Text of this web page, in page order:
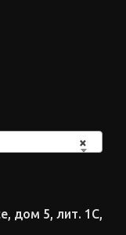
×
дом 5, лит. 1С,